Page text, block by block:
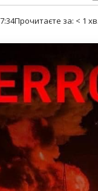
Прочитаєте за: < 1 хв.